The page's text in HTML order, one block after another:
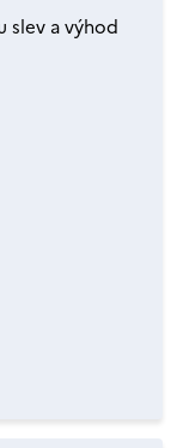
slev a výhod